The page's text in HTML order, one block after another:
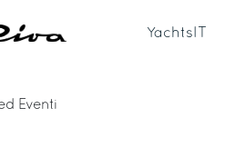
Yachts
Eventi